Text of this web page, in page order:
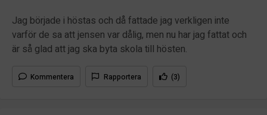
Jag började i höstas och då fattade jag verkligen inte
varför de sa att jensen var dålig, men nu har jag fattat och
är så glad att jag ska byta skola till hösten.
Kommentera Rapportera (3)